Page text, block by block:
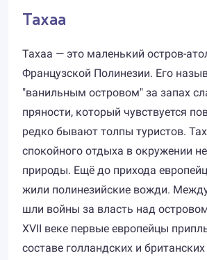
Тахаа
Тахаа — это маленький остров-
Французской Полинезии. Его
"ванильным островом" за запах
пряности, который чувствуется
редко бывают толпы туристов.
спокойного отдыха в окружении
природы. Ещё до прихода
жили полинезийские вожди.
шли войны за власть над
XVII веке первые европейцы
составе голландских и